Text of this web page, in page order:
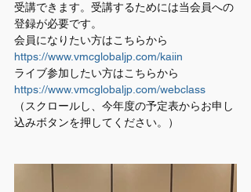
受講できます。受講するためには当会員への
登録が必要です。
会員になりたい方はこちらから
https://www.vmcglobaljp.com/kaiin
ライブ参加したい方はこちらから
https://www.vmcglobaljp.com/webclass
（スクロールし、今年度の予定表からお申し
込みボタンを押してください。）